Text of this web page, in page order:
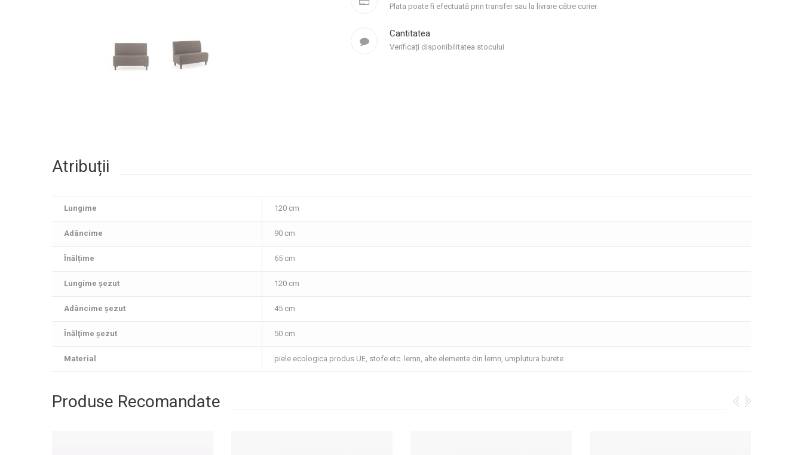
Plata poate fi efectuată prin transfer sau la livrare către curier
Cantitatea
Verificați disponibilitatea stocului
Atribuții
Lungime 120 cm
Adâncime 90 cm
Înălțime 65 cm
Lungime șezut 120 cm
Adâncime şezut 45 cm
Înălţime şezut 50 cm
Material piele ecologica produs UE, stofe etc. lemn, alte elemente din lemn, umplutura burete
Produse Recomandate